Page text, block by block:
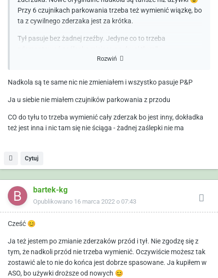
Przy 6 czujnikach parkowania trzeba też wymienić wiązkę, bo
ta z cywilnego zderzaka jest za krótka.
Tył pasuje bez żadnej rzeźby. Jedyne co to trzeba
Rozwiń
Nadkola są te same nic nie zmieniałem i wszystko pasuje P&P
Ja u siebie nie miałem czujników parkowania z przodu
CO do tyłu to trzeba wymienić cały zderzak bo jest inny, dokładka
też jest inna i nic tam się nie ściąga - żadnej zaślepki nie ma
Cytuj
bartek-kg
Opublikowano 16 marca 2022 o 07:43
Cześć 😊
Ja też jestem po zmianie zderzaków przód i tył. Nie zgodzę się z
tym, że nadkoli przód nie trzeba wymienić. Oczywiście możesz tak
zostawić ale to nie do końca jest dobrze spasowane. Ja kupiłem w
ASO, bo używki droższe od nowych 😊